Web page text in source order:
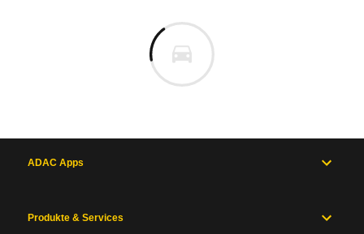
ADAC Apps
Produkte & Services